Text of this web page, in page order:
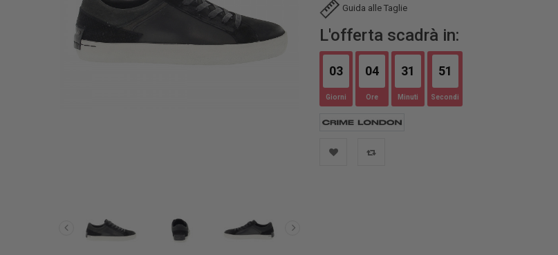
Guida alle Taglie
L'offerta scadrà in:
03
Giorni
04
Ore
31
Minuti
50
Secondi